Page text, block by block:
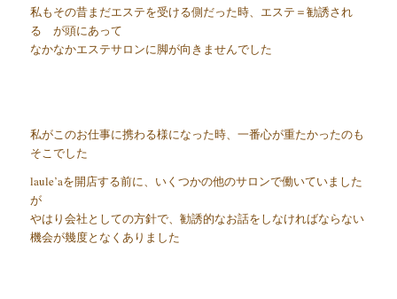
私もその昔まだエステを受ける側だった時、エステ＝勧誘され
る が頭にあって
なかなかエステサロンに脚が向きませんでした
私がこのお仕事に携わる様になった時、一番心が重たかったのも
そこでした
laule’aを開店する前に、いくつかの他のサロンで働いていました
が
やはり会社としての方針で、勧誘的なお話をしなければならない
機会が幾度となくありました